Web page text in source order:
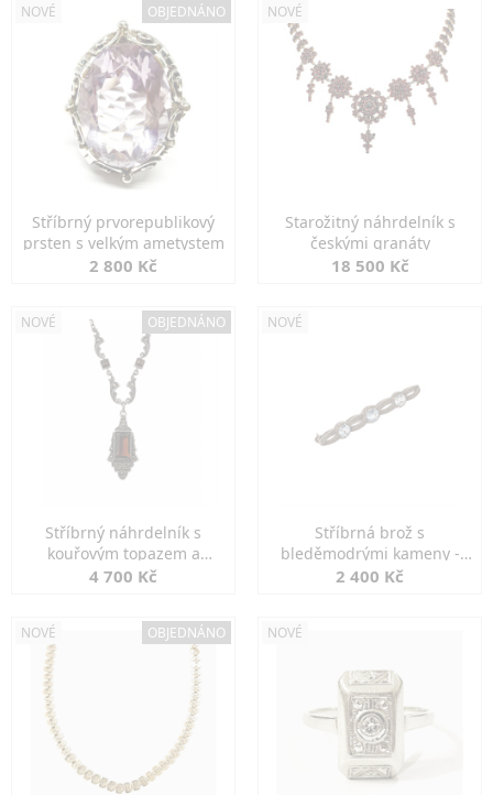
NOVÉ OBJEDNÁNO
Stříbrný prvorepublikový
prsten s velkým ametystem
2 800 Kč
NOVÉ
Starožitný náhrdelník s
českými granáty
18 500 Kč
NOVÉ OBJEDNÁNO
Stříbrný náhrdelník s
kouřovým topazem a
markazity
4 700 Kč
NOVÉ
Stříbrná brož s
bleděmodrými kameny -
jemná elegance
2 400 Kč
NOVÉ OBJEDNÁNO NOVÉ